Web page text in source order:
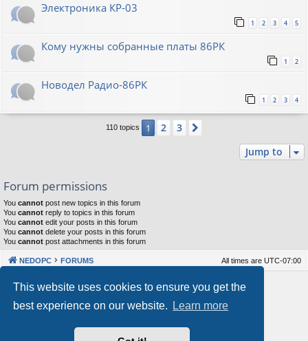
This website uses cookies to ensure you get the
best experience on our website.
Learn more
Электроника КР-03
1 2 3 4 5
Кому нужны собранные платы 86РК
1 2
Новодел Радио-86РК
1 2 3 4
110 topics 1 2 3
Jump to
Forum permissions
You cannot post new topics in this forum
You cannot reply to topics in this forum
You cannot edit your posts in this forum
You cannot delete your posts in this forum
You cannot post attachments in this forum
NEDOPC FORUMS All times are UTC-07:00
Powered by phpBB® Forum Software © phpBB Limited
Our VPS Hosting By RimuHosting